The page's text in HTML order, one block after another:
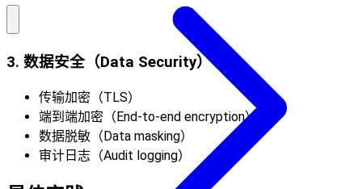
3. 数据安全（Data Security）
传输加密（TLS）
端到端加密（End-to-end encryption）
数据脱敏（Data masking）
审计日志（Audit logging）